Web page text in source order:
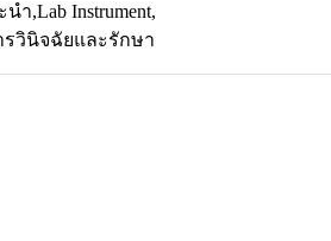
นำ,Lab Instrument,
วินิจฉัยและรักษา